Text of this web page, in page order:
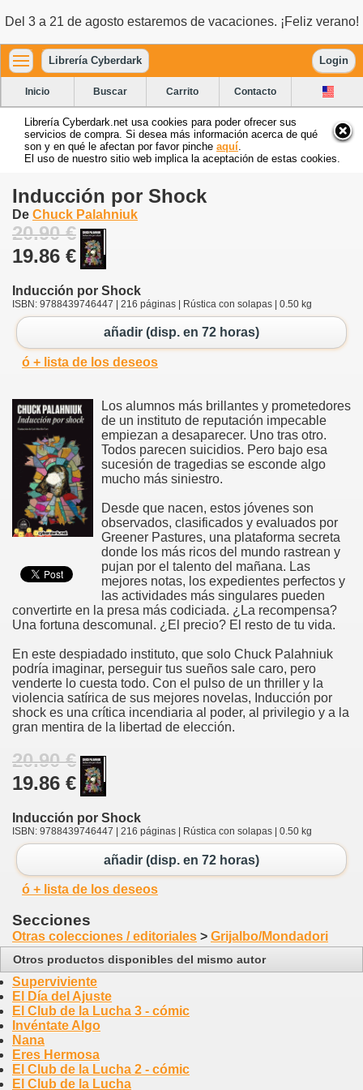
Del 3 a 21 de agosto estaremos de vacaciones. ¡Feliz verano!
Librería Cyberdark Login
Inicio Buscar Carrito Contacto
Librería Cyberdark.net usa cookies para poder ofrecer sus
servicios de compra. Si desea más información acerca de qué
son y en qué le afectan por favor pinche aquí
El uso de nuestro sitio web implica la aceptación de estas cookies.
Inducción por Shock
De Chuck Palahniuk
20.90 €
19.86 €
Inducción por Shock
ISBN: 9788439746447 | 216 páginas | Rústica con solapas | 0.50 kg
añadir (disp. en 72 horas)
ó + lista de los deseos
Los alumnos más brillantes y prometedores
de un instituto de reputación impecable
empiezan a desaparecer. Uno tras otro.
Todos parecen suicidios. Pero bajo esa
sucesión de tragedias se esconde algo
mucho más siniestro.
Desde que nacen, estos jóvenes son
observados, clasificados y evaluados por
Greener Pastures, una plataforma secreta
donde los más ricos del mundo rastrean y
pujan por el talento del mañana. Las
mejores notas, los expedientes perfectos y
las actividades más singulares pueden
convertirte en la presa más codiciada. ¿La recompensa?
Una fortuna descomunal. ¿El precio? El resto de tu vida.
En este despiadado instituto, que solo Chuck Palahniuk
podría imaginar, perseguir tus sueños sale caro, pero
venderte lo cuesta todo. Con el pulso de un thriller y la
violencia satírica de sus mejores novelas, Inducción por
shock es una crítica incendiaria al poder, al privilegio y a la
gran mentira de la libertad de elección.
20.90 €
19.86 €
Inducción por Shock
ISBN: 9788439746447 | 216 páginas | Rústica con solapas | 0.50 kg
añadir (disp. en 72 horas)
ó + lista de los deseos
Secciones
Otras colecciones / editoriales > Grijalbo/Mondadori
Otros productos disponibles del mismo autor
Superviviente
El Día del Ajuste
El Club de la Lucha 3 - cómic
Invéntate Algo
Nana
Eres Hermosa
El Club de la Lucha 2 - cómic
El Club de la Lucha